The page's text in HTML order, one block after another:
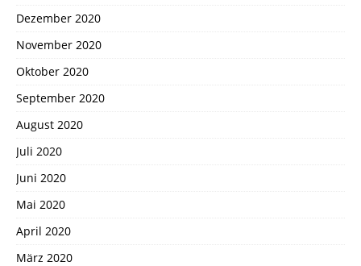
Dezember 2020
November 2020
Oktober 2020
September 2020
August 2020
Juli 2020
Juni 2020
Mai 2020
April 2020
März 2020